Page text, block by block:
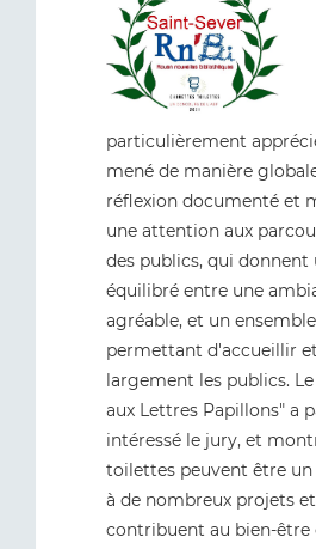
particulièrement
mené de manière
réflexion documenté et
une attention aux
des publics, qui donnent
équilibré entre une
agréable, et un
permettant d'accueillir
largement les publics.
aux Lettres Papillons" a
intéressé le jury, et
toilettes peuvent être un
à de nombreux projets
contribuent au bien-être